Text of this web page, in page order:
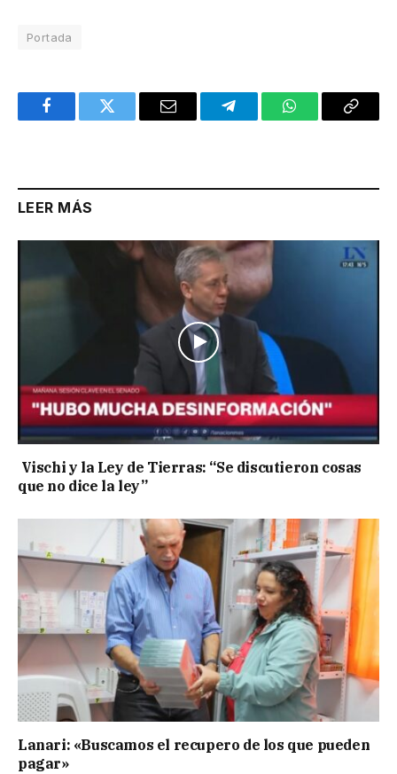
Portada
FacebookTwitter Email TelegramWhatsAppCopy
LEER MÁS
Vischi y la Ley de Tierras: “Se discutieron cosas
que no dice la ley”
Lanari: «Buscamos el recupero de los que pueden
pagar»